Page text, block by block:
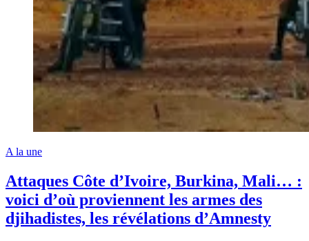
A la une
Attaques Côte d’Ivoire, Burkina, Mali… :
voici d’où proviennent les armes des
djihadistes, les révélations d’Amnesty